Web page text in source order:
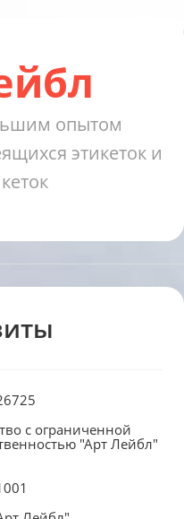
опытом
этикеток и
с ограниченной
"Арт Лейбл"